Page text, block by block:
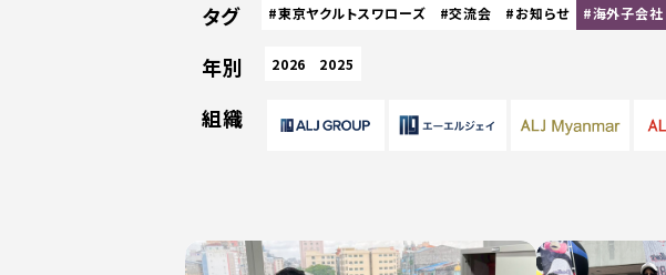
タグ
#東京ヤクルトスワローズ #交流会 #お知らせ #海外子会社
年別 2026 2025
組織